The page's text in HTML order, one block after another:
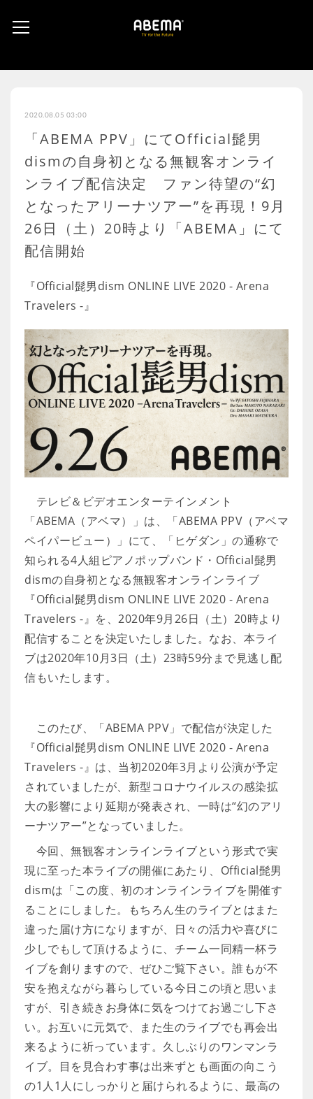
2020.08.05 03:00
「ABEMA PPV」にてOfficial髭男
dismの自身初となる無観客オンライ
ンライブ配信決定 ファン待望の“幻
となったアリーナツアー”を再現！9月
26日（土）20時より「ABEMA」にて
配信開始
『Official髭男dism ONLINE LIVE 2020 - Arena
Travelers -』
テレビ＆ビデオエンターテインメント
「ABEMA（アベマ）」は、「ABEMA PPV（アベマ
ペイパービュー）」にて、「ヒゲダン」の通称で
知られる4人組ピアノポップバンド・Official髭男
dismの自身初となる無観客オンラインライブ
『Official髭男dism ONLINE LIVE 2020 - Arena
Travelers -』を、2020年9月26日（土）20時より
配信することを決定いたしました。なお、本ライ
ブは2020年10月3日（土）23時59分まで見逃し配
信もいたします。
このたび、「ABEMA PPV」で配信が決定した
『Official髭男dism ONLINE LIVE 2020 - Arena
Travelers -』は、当初2020年3月より公演が予定
されていましたが、新型コロナウイルスの感染拡
大の影響により延期が発表され、一時は“幻のアリ
ーナツアー”となっていました。
今回、無観客オンラインライブという形式で実
現に至った本ライブの開催にあたり、Official髭男
dismは「この度、初のオンラインライブを開催す
ることにしました。もちろん生のライブとはまた
違った届け方になりますが、日々の活力や喜びに
少しでもして頂けるように、チーム一同精一杯ラ
イブを創りますので、ぜひご覧下さい。誰もが不
安を抱えながら暮らしている今日この頃と思いま
すが、引き続きお身体に気をつけてお過ごし下さ
い。お互いに元気で、また生のライブでも再会出
来るように祈っています。久しぶりのワンマンラ
イブ。目を見合わす事は出来ずとも画面の向こう
の1人1人にしっかりと届けられるように、最高の